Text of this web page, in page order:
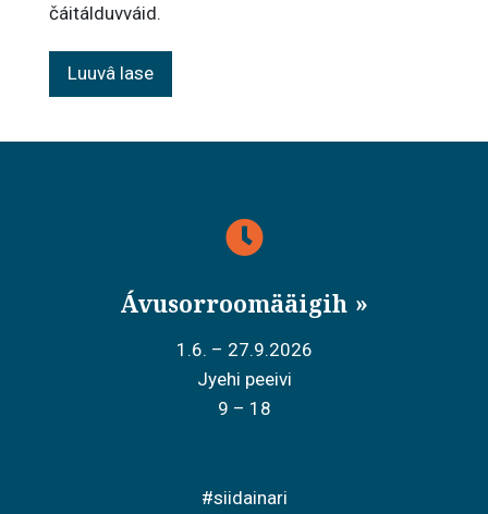
čáitálduvváid.
Luuvâ lase
Ávusorroomääigih
1.6. – 27.9.2026
Jyehi peeivi
9 – 18
#siidainari